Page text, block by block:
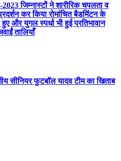
जिम्नास्टों ने शारीरिक चपलता व
कर किया रोमांचित बैडमिंटन के
और युगल स्पर्धा भी हुई प्रतिभावान
तालियाँ
सीनियर फुटबॉल यादव टीम का खिताब